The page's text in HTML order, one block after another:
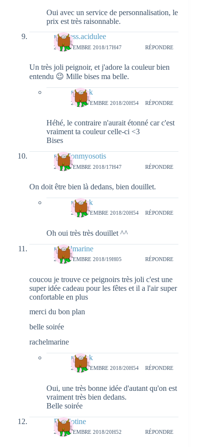
Oui avec un service de personnalisation, le
prix est très raisonnable.
princess.acidulee
20 NOVEMBRE 2018/17H47 RÉPONDRE
Un très joli peignoir, et j'adore la couleur bien
entendu 😉 Mille bises ma belle.
natieak
20 NOVEMBRE 2018/20H54 RÉPONDRE
Héhé, le contraire n'aurait étonné car c'est
vraiment ta couleur celle-ci <3
Bises
papillonmyosotis
20 NOVEMBRE 2018/17H47 RÉPONDRE
On doit être bien là dedans, bien douillet.
natieak
20 NOVEMBRE 2018/20H54 RÉPONDRE
Oh oui très très douillet ^^
rachelmarine
20 NOVEMBRE 2018/19H05 RÉPONDRE
coucou je trouve ce peignoirs très joli c'est une
super idée cadeau pour les fêtes et il a l'air super
confortable en plus
merci du bon plan
belle soirée
rachelmarine
natieak
20 NOVEMBRE 2018/20H54 RÉPONDRE
Oui, une très bonne idée d'autant qu'on est
vraiment très bien dedans.
Belle soirée
Diablotine
20 NOVEMBRE 2018/20H52 RÉPONDRE